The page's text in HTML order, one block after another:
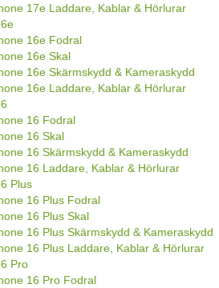
17e Laddare, Kablar & Hörlurar
16e Fodral
16e Skal
16e Skärmskydd & Kameraskydd
16e Laddare, Kablar & Hörlurar
16 Fodral
16 Skal
16 Skärmskydd & Kameraskydd
16 Laddare, Kablar & Hörlurar
Plus
16 Plus Fodral
16 Plus Skal
16 Plus Skärmskydd & Kameraskydd
16 Plus Laddare, Kablar & Hörlurar
Pro
16 Pro Fodral